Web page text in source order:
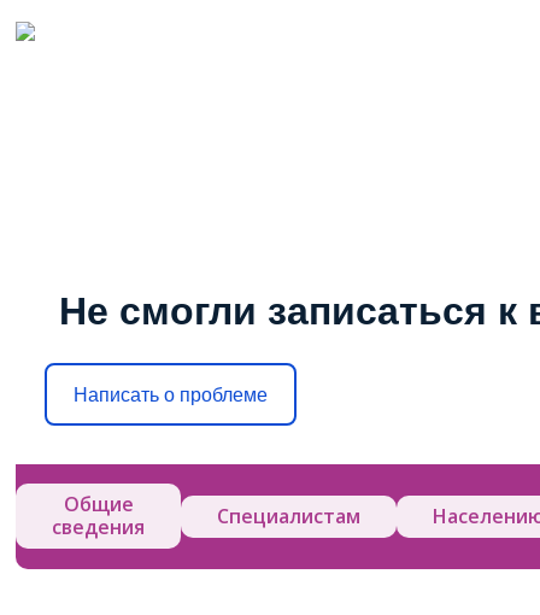
Не смогли записаться к
Написать о проблеме
Общие
сведения
Специалистам